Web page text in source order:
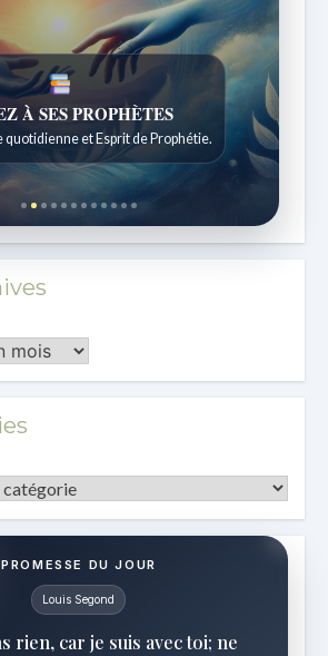
FOI VIVANTE
issues de l'École du Sabbat.
PROMESSE DU JOUR
Louis Segond
rien, car je suis avec toi; ne